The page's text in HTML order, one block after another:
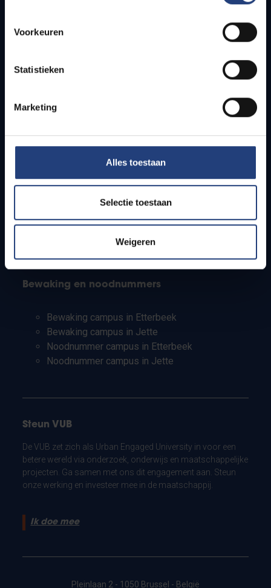
Voorkeuren
Statistieken
Marketing
Alles toestaan
Selectie toestaan
Weigeren
Bereikbaarheid
Studenten
PhD-studenten
Leerkrachten en secundaire scholen
Bewaking en noodnummers
Bewaking campus in Etterbeek
Bewaking campus in Jette
Noodnummer campus in Etterbeek
Noodnummer campus in Jette
Steun VUB
De VUB zet zich als Urban Engaged University in voor een
betere wereld via onderzoek, onderwijs en maatschappelijke
projecten. Ga samen met ons dit engagement aan. Steun
onze werking en investeer mee in de maatschappij.
Ik doe mee
Pleinlaan 2 - 1050 Brussel - België